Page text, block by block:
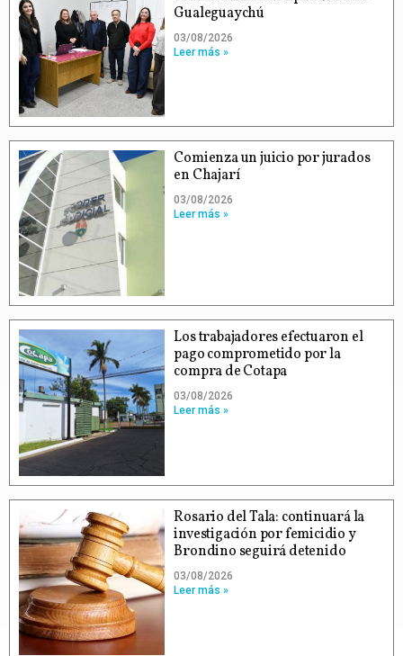
Gualeguaychú
03/08/2026
Leer más »
Comienza un juicio por jurados
en Chajarí
03/08/2026
Leer más »
Los trabajadores efectuaron el
pago comprometido por la
compra de Cotapa
03/08/2026
Leer más »
Rosario del Tala: continuará la
investigación por femicidio y
Brondino seguirá detenido
03/08/2026
Leer más »